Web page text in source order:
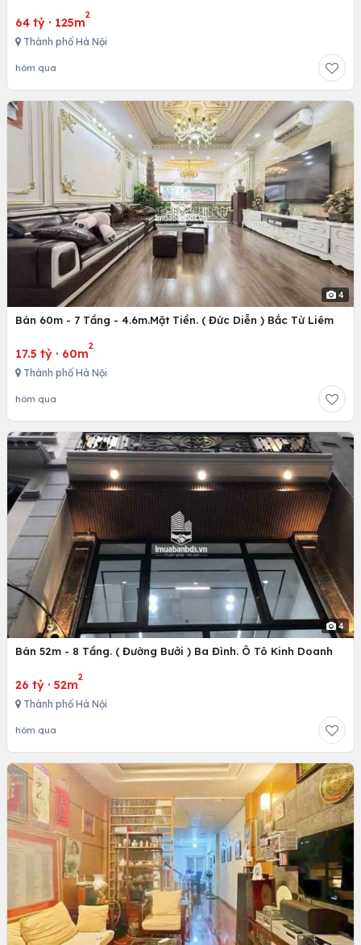
64 tỷ · 125m
2
Thành phố Hà Nội
hôm qua
4
Bán 60m - 7 Tầng - 4.6m.Mặt Tiền. ( Đức Diễn ) Bắc Từ Liêm
17.5 tỷ · 60m
2
Thành phố Hà Nội
hôm qua
4
Bán 52m - 8 Tầng. ( Đường Bưởi ) Ba Đình. Ô Tô Kinh Doanh
26 tỷ · 52m
2
Thành phố Hà Nội
hôm qua